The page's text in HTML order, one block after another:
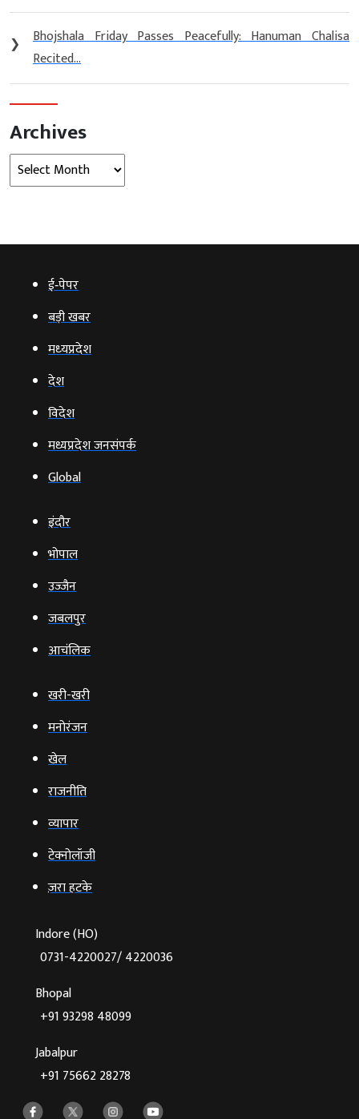
❯
Bhojshala Friday Passes Peacefully: Hanuman Chalisa
Recited...
Archives
Archives
ई‑पेपर
बड़ी खबर
मध्‍यप्रदेश
देश
विदेश
मध्यप्रदेश जनसंपर्क
Global
इंदौर
भोपाल
उज्‍जैन
जबलपुर
आचंलिक
खरी-खरी
मनोरंजन
खेल
राजनीति
व्‍यापार
टेक्‍नोलॉजी
ज़रा हटके
Indore (HO)
0731-4220027/ 4220036
Bhopal
+91 93298 48099
Jabalpur
+91 75662 28278